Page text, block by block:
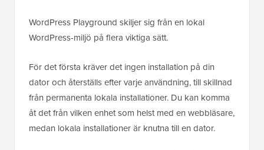
WordPress Playground skiljer sig från en lokal
WordPress-miljö på flera viktiga sätt.
För det första kräver det ingen installation på din
dator och återställs efter varje användning, till skillnad
från permanenta lokala installationer. Du kan komma
åt det från vilken enhet som helst med en webbläsare,
medan lokala installationer är knutna till en dator.